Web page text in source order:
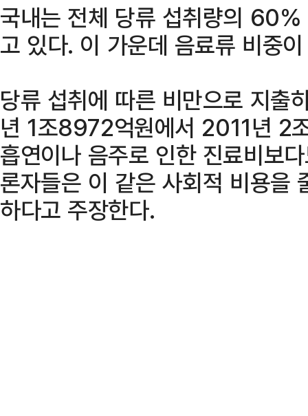
국내는 전체 당류 섭취량의
고 있다. 이 가운데 음료류 비중
당류 섭취에 따른 비만으로 지
년 1조8972억원에서 2011년 2
흡연이나 음주로 인한 진료비보
론자들은 이 같은 사회적 비용을
하다고 주장한다.